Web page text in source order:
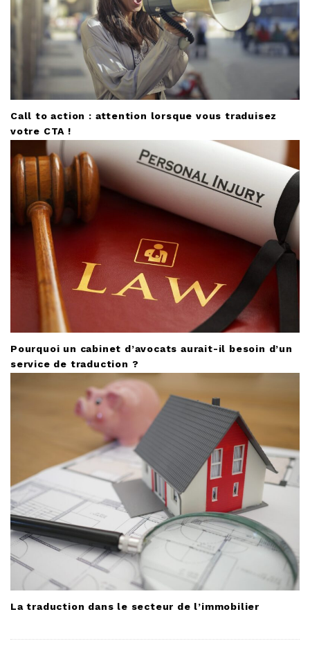
Call to action : attention lorsque vous traduisez
votre CTA !
Pourquoi un cabinet d’avocats aurait-il besoin d’un
service de traduction ?
La traduction dans le secteur de l’immobilier